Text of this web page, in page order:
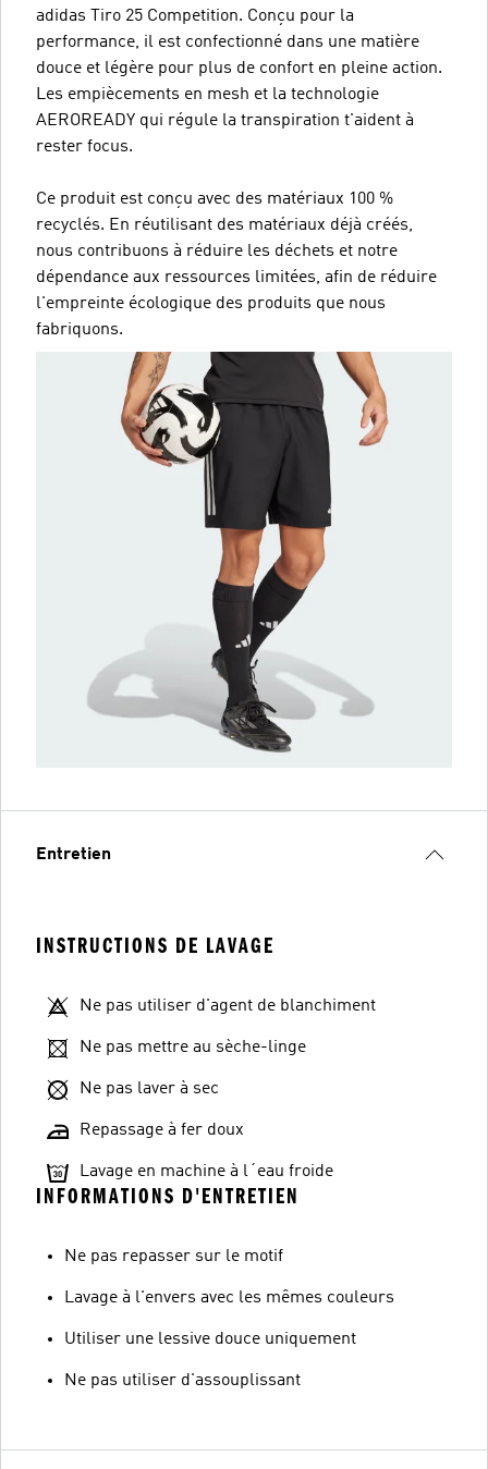
adidas Tiro 25 Competition. Conçu pour la
performance, il est confectionné dans une matière
douce et légère pour plus de confort en pleine action.
Les empiècements en mesh et la technologie
AEROREADY qui régule la transpiration t'aident à
rester focus.
Ce produit est conçu avec des matériaux 100 %
recyclés. En réutilisant des matériaux déjà créés,
nous contribuons à réduire les déchets et notre
dépendance aux ressources limitées, afin de réduire
l'empreinte écologique des produits que nous
fabriquons.
Entretien
INSTRUCTIONS DE LAVAGE
Ne pas utiliser d'agent de blanchiment
Ne pas mettre au sèche-linge
Ne pas laver à sec
Repassage à fer doux
Lavage en machine à l´eau froide
INFORMATIONS D'ENTRETIEN
Ne pas repasser sur le motif
Lavage à l'envers avec les mêmes couleurs
Utiliser une lessive douce uniquement
Ne pas utiliser d'assouplissant